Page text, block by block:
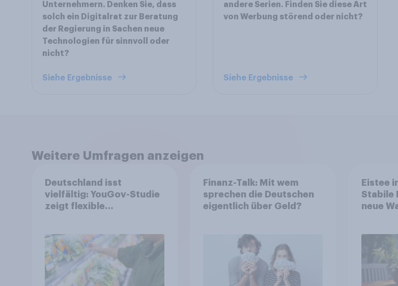
Unternehmern. Denken Sie, dass
solch ein Digitalrat zur Beratung
der Regierung in Sachen neue
Technologien für sinnvoll oder
nicht?
Siehe Ergebnisse
andere Serien. Finden Sie diese Art
von Werbung störend oder nicht?
Siehe Ergebnisse
Weitere Umfragen anzeigen
Deutschland isst
vielfältig: YouGov-Studie
zeigt flexible
Finanz-Talk: Mit wem
sprechen die Deutschen
eigentlich über Geld?
Eistee
Stabile
neue